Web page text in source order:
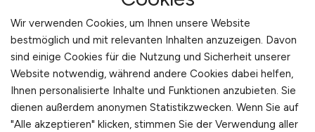
Sachversicherung in Mainz
(w/m/d)
HUK-COBURG Versicherungsgruppe
gestern
Mainz
Wir verwenden Cookies, um Ihnen unsere Website
bestmöglich und mit relevanten Inhalten anzuzeigen. Davon
sind einige Cookies für die Nutzung und Sicherheit unserer
Website notwendig, während andere Cookies dabei helfen,
Ihnen personalisierte Inhalte und Funktionen anzubieten. Sie
dienen außerdem anonymen Statistikzwecken. Wenn Sie auf
"Alle akzeptieren" klicken, stimmen Sie der Verwendung aller